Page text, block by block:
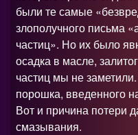
были те самые
злополучного письма
частиц». Но их было
осадка в масле,
частиц мы не
порошка, введенного
Вот и причина потери
смазывания.